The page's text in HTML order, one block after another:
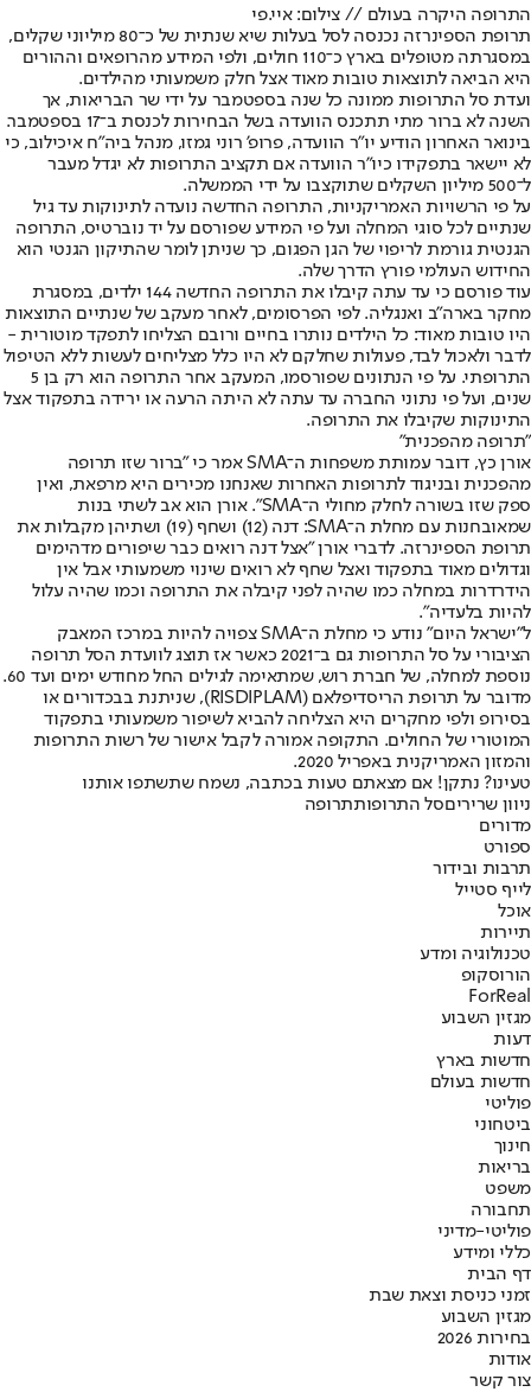
התרופה היקרה בעולם // צילום: איי.פי
תרופת הספינרזה נכנסה לסל בעלות שיא שנתית של כ־80 מיליוני שקלים,
במסגרתה מטופלים בארץ כ־110 חולים, ולפי המידע מהרופאים וההורים
היא הביאה לתוצאות טובות מאוד אצל חלק משמעותי מהילדים.
ועדת סל התרופות ממונה כל שנה בספטמבר על ידי שר הבריאות, אך
השנה לא ברור מתי תתכנס הוועדה בשל הבחירות לכנסת ב־17 בספטמבר.
בינואר האחרון הודיע יו"ר הוועדה, פרופ' רוני גמזו, מנהל ביה"ח איכילוב, כי
לא יישאר בתפקידו כיו"ר הוועדה אם תקציב התרופות לא יגדל מעבר
ל־500 מיליון השקלים שתוקצבו על ידי הממשלה.
על פי הרשויות האמריקניות, התרופה החדשה נועדה לתינוקות עד גיל
שנתיים לכל סוגי המחלה ועל פי המידע שפורסם על יד נוברטיס, התרופה
הגנטית גורמת לריפוי של הגן הפגום, כך שניתן לומר שהתיקון הגנטי הוא
החידוש העולמי פורץ הדרך שלה.
עוד פורסם כי עד עתה קיבלו את התרופה החדשה 144 ילדים, במסגרת
מחקר בארה"ב ואנגליה. לפי הפרסומים, לאחר מעקב של שנתיים התוצאות
היו טובות מאוד: כל הילדים נותרו בחיים ורובם הצליחו לתפקד מוטורית -
לדבר ולאכול לבד, פעולות שחלקם לא היו כלל מצליחים לעשות ללא הטיפול
התרופתי. על פי הנתונים שפורסמו, המעקב אחר התרופה הוא רק בן 5
שנים, ועל פי נתוני החברה עד עתה לא היתה הרעה או ירידה בתפקוד אצל
התינוקות שקיבלו את התרופה.
"תרופה מהפכנית"
אורן כץ, דובר עמותת משפחות ה־SMA אמר כי "ברור שזו תרופה
מהפכנית ובניגוד לתרופות האחרות שאנחנו מכירים היא מרפאת, ואין
ספק שזו בשורה לחלק מחולי ה־SMA". אורן הוא אב לשתי בנות
שמאובחנות עם מחלת ה־SMA: דנה (12) ושחף (19) ושתיהן מקבלות את
תרופת הספינרזה. לדברי אורן "אצל דנה רואים כבר שיפורים מדהימים
וגדולים מאוד בתפקוד ואצל שחף לא רואים שינוי משמעותי אבל אין
הידרדרות במחלה כמו שהיה לפני קיבלה את התרופה וכמו שהיה עלול
להיות בלעדיה".
ל"ישראל היום" נודע כי מחלת ה־SMA צפויה להיות במרכז המאבק
הציבורי על סל התרופות גם ב־2021 כאשר אז תוצג לוועדת הסל תרופה
נוספת למחלה, של חברת רוש, שמתאימה לגילים החל מחודש ימים ועד 60.
מדובר על תרופת הריסדיפלאם (RISDIPLAM), שניתנת בבכדורים או
בסירופ ולפי מחקרים היא הצליחה להביא לשיפור משמעותי בתפקוד
המוטורי של החולים. התקופה אמורה לקבל אישור של רשות התרופות
והמזון האמריקנית באפריל 2020.
טעינו? נתקן! אם מצאתם טעות בכתבה, נשמח שתשתפו אותנו
ניוון שריריםסל התרופותתרופה
מדורים
ספורט
תרבות ובידור
לייף סטייל
אוכל
תיירות
טכנולוגיה ומדע
הורוסקופ
ForReal
מגזין השבוע
דעות
חדשות בארץ
חדשות בעולם
פוליטי
ביטחוני
חינוך
בריאות
משפט
תחבורה
פוליטי-מדיני
כללי ומידע
דף הבית
זמני כניסת וצאת שבת
מגזין השבוע
בחירות 2026
אודות
צור קשר